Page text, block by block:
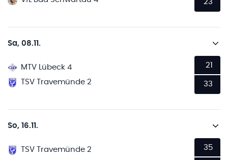
23
Sa, 08.11.
MTV Lübeck 4
TSV Travemünde 2
21
33
So, 16.11.
TSV Travemünde 2
35